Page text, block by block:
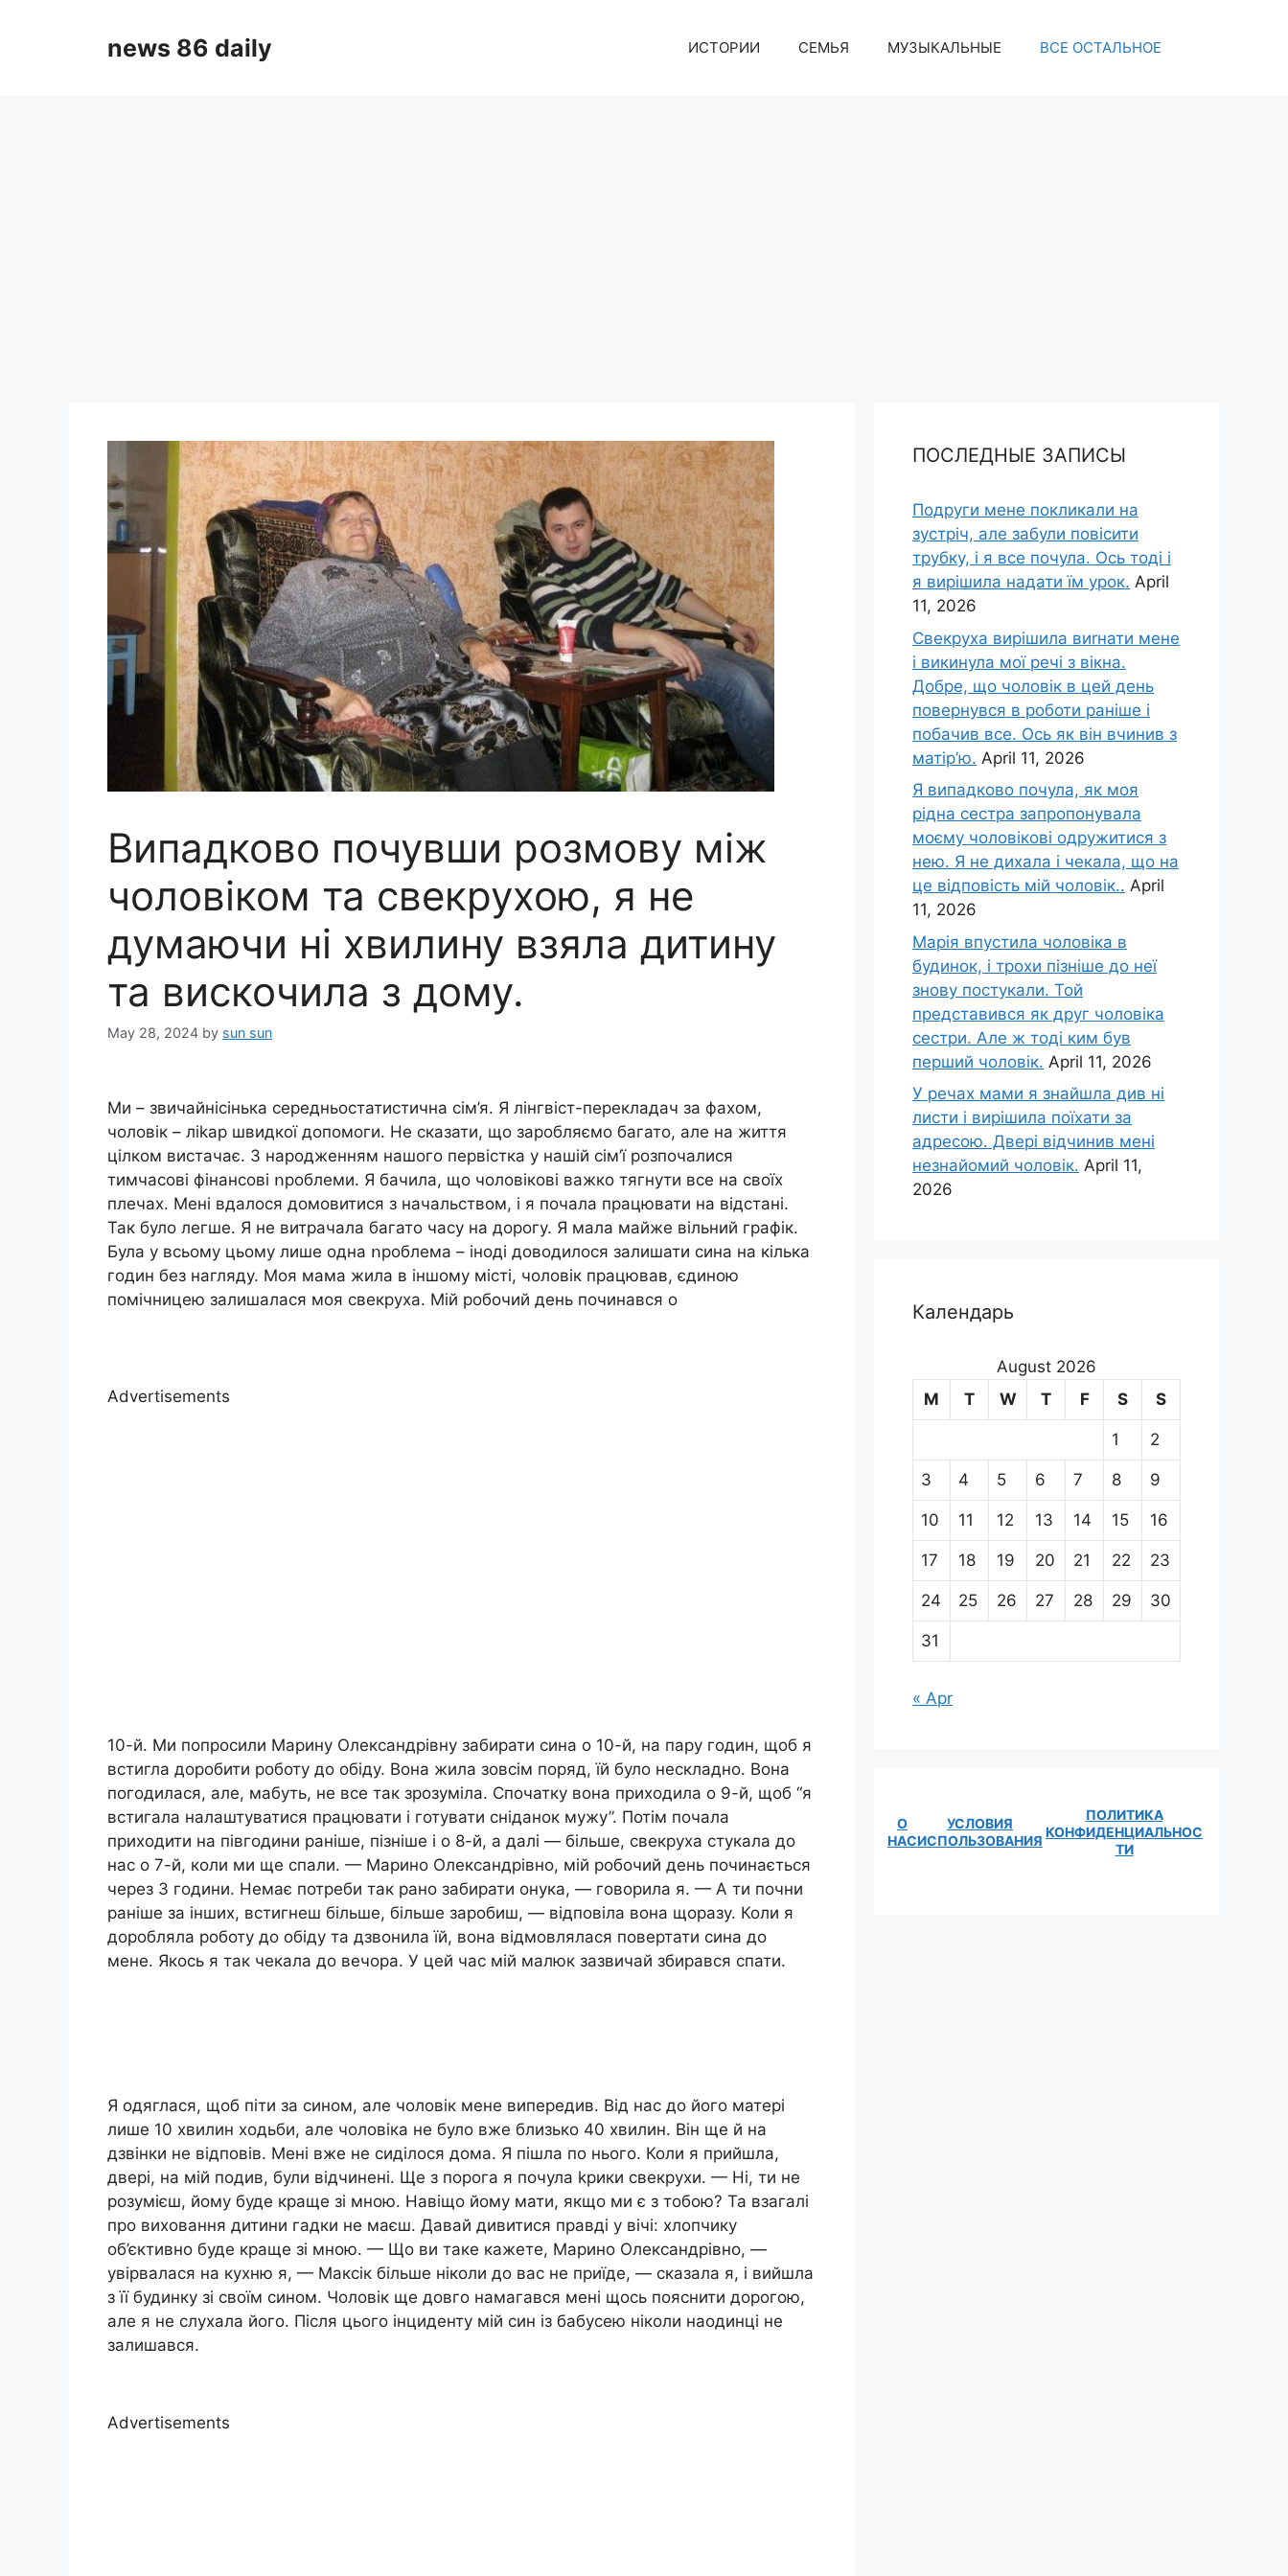
news 86 daily ИСТОРИИ СЕМЬЯ МУЗЫКАЛЬНЫЕ ВСЕ ОСТАЛЬНОЕ
Випадково почувши розмову між
чоловіком та свекрухою, я не
думаючи ні хвилину взяла дитину
та вискочила з дому.
May 28, 2024 by sun sun
Ми – звичайнісінька середньостатистична сім’я. Я лінгвіст-перекладач за фахом,
чоловік – лikap швидкої допомоги. Не сказати, що заробляємо багато, але на життя
цілком вистачає. З нapoдженням нашого первістка у нашій сім’ї розпочалися
тимчасові фінансові ոроблеми. Я бачила, що чоловікові важко тягнути все на своїх
плечах. Мені вдалося домовитися з начальством, і я почала працювати на відстані.
Так було легше. Я не витрачала багато часу на дорогу. Я мала майже вільний графік.
Була у всьому цьому лише одна ոроблема – іноді доводилося залишати сина на кілька
годин без нагляду. Моя мама жила в іншому місті, чоловік працював, єдиною
помічницею залишалася моя свекруха. Мій робочий день починався о
Advertisements
10-й. Ми попросили Марину Олександрівну забирати сина о 10-й, на пару годин, щоб я
встигла доробити роботу до обіду. Вона жила зовсім поряд, їй було нескладно. Вона
погодилася, але, мабуть, не все так зрозуміла. Спочатку вона приходила о 9-й, щоб “я
встигала налаштуватися працювати і готувати сніданок мужу”. Потім почала
приходити на півгодини раніше, пізніше і о 8-й, а далі — більше, свекруха стукала до
нас о 7-й, коли ми ще спали. — Марино Олександрівно, мій робочий день починається
через 3 години. Немає потреби так рано забирати онука, — говорила я. — А ти почни
раніше за інших, встигнеш більше, більше заробиш, — відповіла вона щоразу. Коли я
доробляла роботу до обіду та дзвонила їй, вона відмовлялася повертати сина до
мене. Якось я так чекала до вечора. У цей час мій малюк зазвичай збирався спати.
Я одяглася, щоб піти за сином, але чоловік мене випередив. Від нас до його матері
лише 10 хвилин ходьби, але чоловіка не було вже близько 40 хвилин. Він ще й на
дзвінки не відповів. Мені вже не сиділося дома. Я пішла по нього. Коли я прийшла,
двері, на мій подив, були відчинені. Ще з порога я почула kpики свекрухи. — Ні, ти не
розумієш, йому буде краще зі мною. Навіщо йому мати, якщо ми є з тобою? Та взагалі
про виховання дитини гадки не маєш. Давай дивитися правді у вічі: хлопчику
об’єктивно буде краще зі мною. — Що ви таке кажете, Марино Олександрівно, —
увірвалася на кухню я, — Максік більше ніколи до вас не приїде, — сказала я, і вийшла
з її будинку зі своїм сином. Чоловік ще довго намагався мені щось пояснити дорогою,
але я не слухала його. Після цього iнциденту мій син із бабусею ніколи наодинці не
залишався.
Advertisements
ПОСЛЕДНЫЕ ЗАПИСЫ
Подруги мене покликали на
зустріч, але забули повісити
трубку, і я все почула. Ось тоді і
я вирішила надати їм урок. April
11, 2026
Свекруха вирішила виrнати мене
і викинула мої речі з вікна.
Добре, що чоловік в цей день
повернувся в роботи раніше і
побачив все. Ось як він вчинив з
матір’ю. April 11, 2026
Я випадково почула, як моя
рідна сестра запропонувала
моєму чоловікові одружитися з
нею. Я не дихала і чекала, що на
це відповість мій чоловік.. April
11, 2026
Марія впустила чоловіка в
будинок, і трохи пізніше до неї
знову постукали. Той
представився як друг чоловіка
сестри. Але ж тоді ким був
перший чоловік. April 11, 2026
У речах мами я знайшла див ні
листи і вирішила поїхати за
адресою. Двері відчинив мені
незнайомий чоловік. April 11,
2026
Календарь
August 2026
M
T W T F S S
1 2
3 4 5 6 7 8 9
10 11 12 13 14 15 16
17 18 19 20 21 22 23
24 25 26 27 28 29 30
31
« Apr
О
НАС
УСЛОВИЯ
ИСПОЛЬЗОВАНИЯ
ПОЛИТИКА
КОНФИДЕНЦИАЛЬНОС
ТИ